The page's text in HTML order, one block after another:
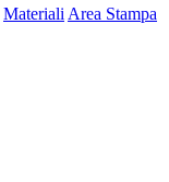
Materiali Area Stampa